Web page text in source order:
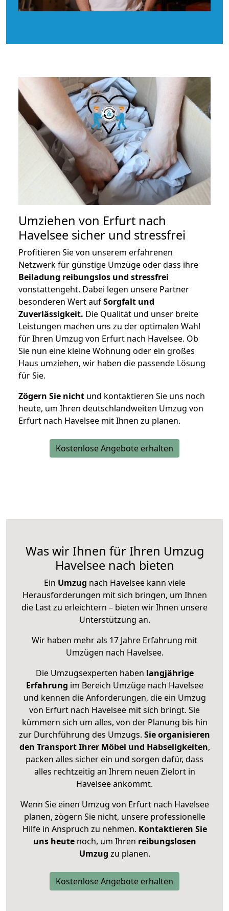
Umziehen von Erfurt nach
Havelsee sicher und stressfrei
Profitieren Sie von unserem erfahrenen
Netzwerk für günstige Umzüge oder dass ihre
Beiladung reibungslos und stressfrei
vonstattengeht. Dabei legen unsere Partner
besonderen Wert aufSorgfalt und
Zuverlässigkeit. Die Qualität und unser breite
Leistungen machen uns zu der optimalen Wahl
für Ihren Umzug von Erfurt nach Havelsee. Ob
Sie nun eine kleine Wohnung oder ein großes
Haus umziehen, wir haben die passende Lösung
für Sie.
Zögern Sie nicht und kontaktieren Sie uns noch
heute, um Ihren deutschlandweiten Umzug von
Erfurt nach Havelsee mit Ihnen zu planen.
Kostenlose Angebote erhalten
Was wir Ihnen für Ihren Umzug
Havelsee nach bieten
Ein Umzug nach Havelsee kann viele
Herausforderungen mit sich bringen, um Ihnen
die Last zu erleichtern – bieten wir Ihnen unsere
Unterstützung an.
Wir haben mehr als 17 Jahre Erfahrung mit
Umzügen nach Havelsee.
Die Umzugsexperten haben langjährige
Erfahrung im Bereich Umzüge nach Havelsee
und kennen die Anforderungen, die ein Umzug
von Erfurt nach Havelsee mit sich bringt. Sie
kümmern sich um alles, von der Planung bis hin
zur Durchführung des Umzugs. Sie organisieren
den Transport Ihrer Möbel und Habseligkeiten,
packen alles sicher ein und sorgen dafür, dass
alles rechtzeitig an Ihrem neuen Zielort in
Havelsee ankommt.
Wenn Sie einen Umzug von Erfurt nach Havelsee
planen, zögern Sie nicht, unsere professionelle
Hilfe in Anspruch zu nehmen. Kontaktieren Sie
uns heutenoch, um Ihren reibungslosen
Umzug zu planen.
Kostenlose Angebote erhalten